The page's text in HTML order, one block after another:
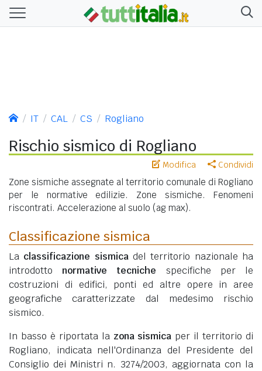
IT CAL CS Rogliano
Rischio sismico di Rogliano
Modifica Condividi
Zone sismiche assegnate al territorio comunale di Rogliano
per le normative edilizie. Zone sismiche. Fenomeni
riscontrati. Accelerazione al suolo (ag max).
Classificazione sismica
La classificazione sismicadel territorio nazionale ha
introdotto normative tecniche specifiche per le
costruzioni di edifici, ponti ed altre opere in aree
geografiche caratterizzate dal medesimo rischio
sismico.
In basso è riportata la zona sismica per il territorio di
Rogliano, indicata nell'Ordinanza del Presidente del
Consiglio dei Ministri n. 3274/2003, aggiornata con la